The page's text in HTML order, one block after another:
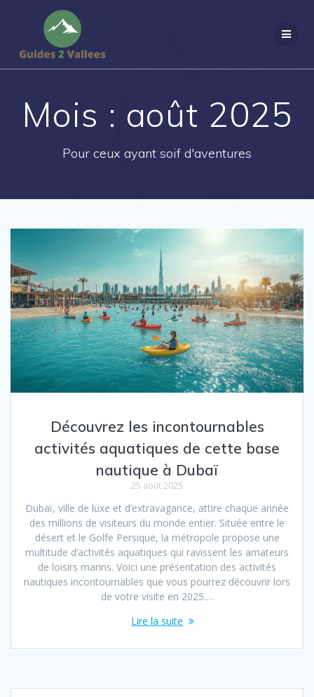
Mois : août 2025
Pour ceux ayant soif d'aventures
Découvrez les incontournables
activités aquatiques de cette base
nautique à Dubaï
25 août 2025
Dubaï, ville de luxe et d’extravagance, attire chaque année
des millions de visiteurs du monde entier. Située entre le
désert et le Golfe Persique, la métropole propose une
multitude d’activités aquatiques qui ravissent les amateurs
de loisirs marins. Voici une présentation des activités
nautiques incontournables que vous pourrez découvrir lors
de votre visite en 2025.…
Lire la suite